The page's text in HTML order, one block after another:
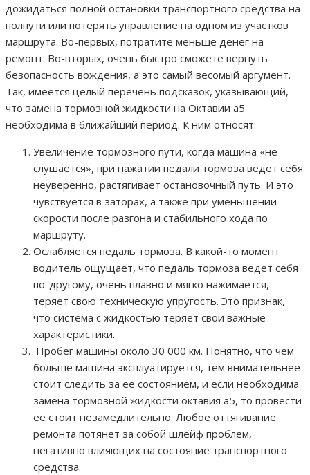
дожидаться полной остановки транспортного средства на
полпути или потерять управление на одном из участков
маршрута. Во-первых, потратите меньше денег на
ремонт. Во-вторых, очень быстро сможете вернуть
безопасность вождения, а это самый весомый аргумент.
Так, имеется целый перечень подсказок, указывающий,
что замена тормозной жидкости на Октавии а5
необходима в ближайший период. К ним относят:
Увеличение тормозного пути, когда машина «не
слушается», при нажатии педали тормоза ведет себя
неуверенно, растягивает остановочный путь. И это
чувствуется в заторах, а также при уменьшении
скорости после разгона и стабильного хода по
маршруту.
Ослабляется педаль тормоза. В какой-то момент
водитель ощущает, что педаль тормоза ведет себя
по-другому, очень плавно и мягко нажимается,
теряет свою техническую упругость. Это признак,
что система с жидкостью теряет свои важные
характеристики.
Пробег машины около 30 000 км. Понятно, что чем
больше машина эксплуатируется, тем внимательнее
стоит следить за ее состоянием, и если необходима
замена тормозной жидкости октавия а5, то провести
ее стоит незамедлительно. Любое оттягивание
ремонта потянет за собой шлейф проблем,
негативно влияющих на состояние транспортного
средства.